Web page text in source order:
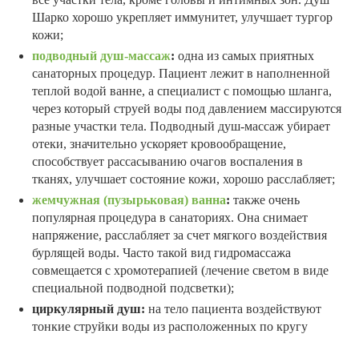
Шарко хорошо укрепляет иммунитет, улучшает тургор
кожи;
подводный душ-массаж: одна из самых приятных
санаторных процедур. Пациент лежит в наполненной
теплой водой ванне, а специалист с помощью шланга,
через который струей воды под давлением массируются
разные участки тела. Подводный душ-массаж убирает
отеки, значительно ускоряет кровообращение,
способствует рассасыванию очагов воспаления в
тканях, улучшает состояние кожи, хорошо расслабляет;
жемчужная (пузырьковая) ванна: также очень
популярная процедура в санаториях. Она снимает
напряжение, расслабляет за счет мягкого воздействия
бурлящей воды. Часто такой вид гидромассажа
совмещается с хромотерапией (лечение светом в виде
специальной подводной подсветки);
циркулярный душ: на тело пациента воздействуют
тонкие струйки воды из расположенных по кругу